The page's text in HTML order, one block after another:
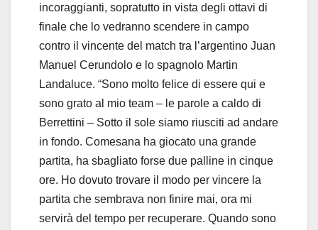
incoraggianti, sopratutto in vista degli ottavi di
finale che lo vedranno scendere in campo
contro il vincente del match tra l’argentino Juan
Manuel Cerundolo e lo spagnolo Martin
Landaluce. “Sono molto felice di essere qui e
sono grato al mio team – le parole a caldo di
Berrettini – Sotto il sole siamo riusciti ad andare
in fondo. Comesana ha giocato una grande
partita, ha sbagliato forse due palline in cinque
ore. Ho dovuto trovare il modo per vincere la
partita che sembrava non finire mai, ora mi
servirà del tempo per recuperare. Quando sono